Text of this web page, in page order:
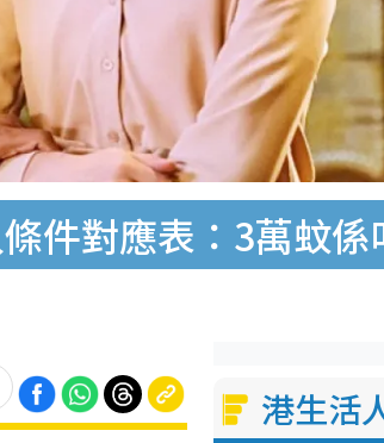
件對應表：3萬蚊係
港生活